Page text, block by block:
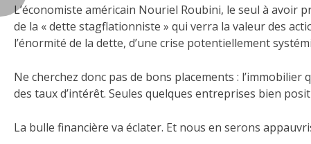
L’économiste américain Nouriel Roubini, le seul à avoir
de la « dette stagflationniste » qui verra la valeur des
l’énormité de la dette, d’une crise potentiellement
Ne cherchez donc pas de bons placements :
des taux d’intérêt. Seules quelques entreprises bien
La bulle financière va éclater. Et nous en serons